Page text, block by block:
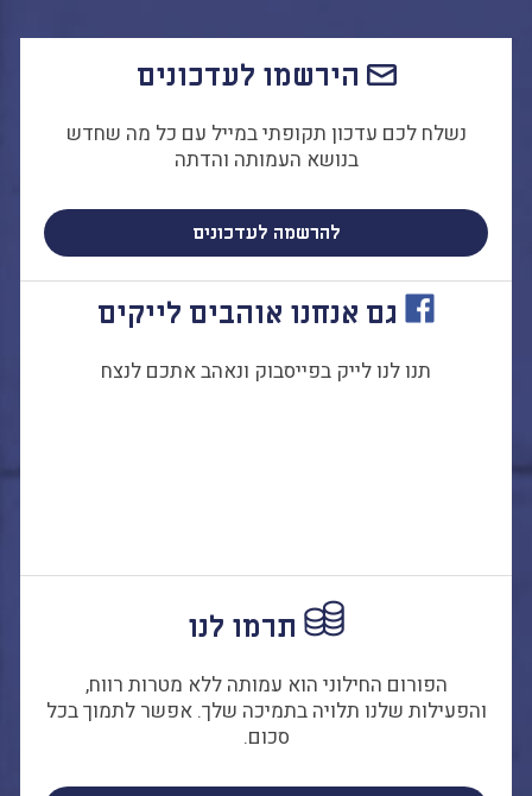
זיהיתי הדתה, מה
המדריך להורה החילוני
המדריך למורה: תרבות
כל הכתבות
המקומיות
התארגנויות הורים –
משמר הורים וקהילות
הירשמו לעדכונים
נשלח לכם עדכון תקופתי במייל עם כל מה שחדש
בנושא העמותה והדתה
להרשמה לעדכונים
גם אנחנו אוהבים לייקים
תנו לנו לייק בפייסבוק ונאהב אתכם לנצח
תרמו לנו
הפורום החילוני הוא עמותה ללא מטרות רווח,
והפעילות שלנו תלויה בתמיכה שלך. אפשר לתמוך בכל
סכום.